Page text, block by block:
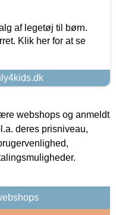
af legetøj til børn.
Klik her for at se
webshops og anmeldt
deres prisniveau,